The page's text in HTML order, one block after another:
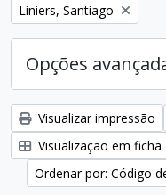
Remover filtro:
Liniers, Santiago
Opções
Visualizar impressão
Visualização em ficha
Ordenar por: Código